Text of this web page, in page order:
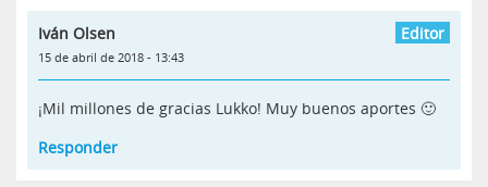
Iván Olsen
15 de abril de 2018 - 13:43
¡Mil millones de gracias Lukko! Muy buenos aportes 🙂
Responder